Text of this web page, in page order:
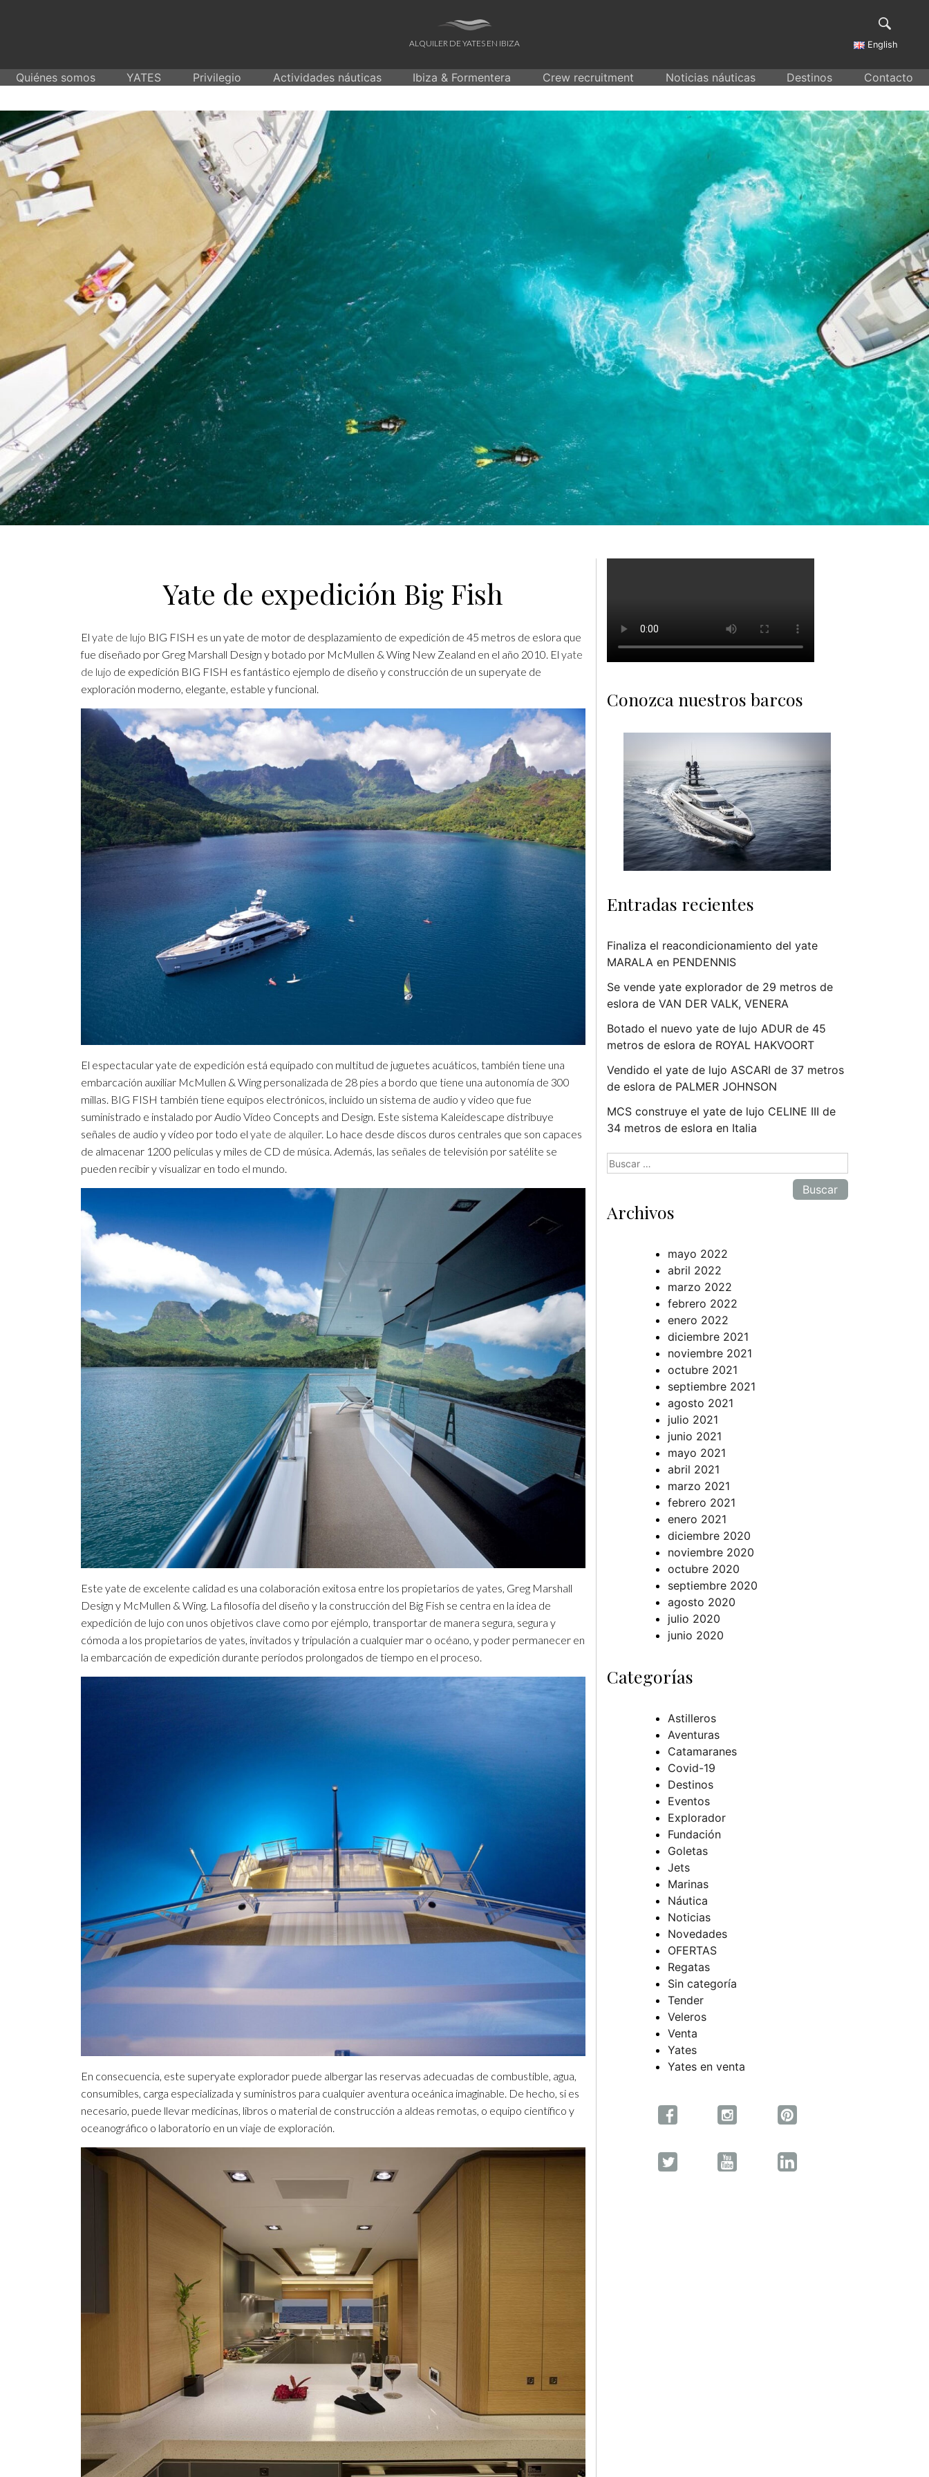
ALQUILER DE YATES EN IBIZA English
Quiénes somos YATES Privilegio Actividades náuticas Ibiza & Formentera Crew recruitment Noticias náuticas Destinos Contacto
Yate de expedición Big Fish
El yate de lujo BIG FISH es un yate de motor de desplazamiento de expedición de 45 metros de eslora que
fue diseñado por Greg Marshall Design y botado por McMullen & Wing New Zealand en el año 2010. El yate
de lujo de expedición BIG FISH es fantástico ejemplo de diseño y construcción de un superyate de
exploración moderno, elegante, estable y funcional.
El espectacular yate de expedición está equipado con multitud de juguetes acuáticos, también tiene una
embarcación auxiliar McMullen & Wing personalizada de 28 pies a bordo que tiene una autonomía de 300
millas. BIG FISH también tiene equipos electrónicos, incluido un sistema de audio y video que fue
suministrado e instalado por Audio Vídeo Concepts and Design. Este sistema Kaleidescape distribuye
señales de audio y vídeo por todo el yate de alquiler. Lo hace desde discos duros centrales que son capaces
de almacenar 1200 películas y miles de CD de música. Además, las señales de televisión por satélite se
pueden recibir y visualizar en todo el mundo.
Este yate de excelente calidad es una colaboración exitosa entre los propietarios de yates, Greg Marshall
Design y McMullen & Wing. La filosofía del diseño y la construcción del Big Fish se centra en la idea de
expedición de lujo con unos objetivos clave como por ejémplo, transportar de manera segura, segura y
cómoda a los propietarios de yates, invitados y tripulación a cualquier mar o océano, y poder permanecer en
la embarcación de expedición durante períodos prolongados de tiempo en el proceso.
En consecuencia, este superyate explorador puede albergar las reservas adecuadas de combustible, agua,
consumibles, carga especializada y suministros para cualquier aventura oceánica imaginable. De hecho, si es
necesario, puede llevar medicinas, libros o material de construcción a aldeas remotas, o equipo científico y
oceanográfico o laboratorio en un viaje de exploración.
Conozca nuestros barcos
Entradas recientes
Finaliza el reacondicionamiento del yate
MARALA en PENDENNIS
Se vende yate explorador de 29 metros de
eslora de VAN DER VALK, VENERA
Botado el nuevo yate de lujo ADUR de 45
metros de eslora de ROYAL HAKVOORT
Vendido el yate de lujo ASCARI de 37 metros
de eslora de PALMER JOHNSON
MCS construye el yate de lujo CELINE III de
34 metros de eslora en Italia
Buscar:
Archivos
mayo 2022
abril 2022
marzo 2022
febrero 2022
enero 2022
diciembre 2021
noviembre 2021
octubre 2021
septiembre 2021
agosto 2021
julio 2021
junio 2021
mayo 2021
abril 2021
marzo 2021
febrero 2021
enero 2021
diciembre 2020
noviembre 2020
octubre 2020
septiembre 2020
agosto 2020
julio 2020
junio 2020
Categorías
Astilleros
Aventuras
Catamaranes
Covid-19
Destinos
Eventos
Explorador
Fundación
Goletas
Jets
Marinas
Náutica
Noticias
Novedades
OFERTAS
Regatas
Sin categoría
Tender
Veleros
Venta
Yates
Yates en venta